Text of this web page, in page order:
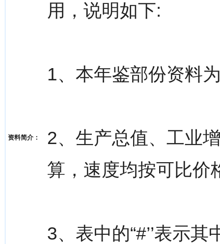
资料简介：
用，说明如下:
1、本年鉴部份资料
2、生产总值、工业
算，速度均按可比价
3、表中的“#’’表示其